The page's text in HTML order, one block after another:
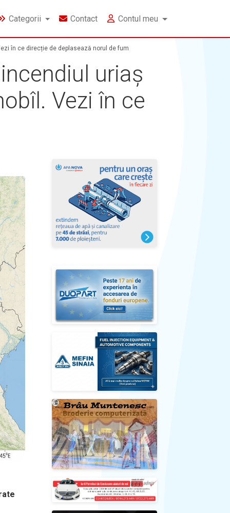
Categorii Contact Contul meu
în ce direcție de deplasează norul de fum
uriaș
Vezi în ce